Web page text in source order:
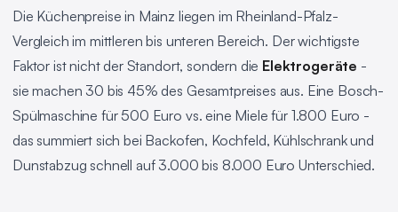
Die Küchenpreise in Mainz liegen im Rheinland-Pfalz-
Vergleich im mittleren bis unteren Bereich. Der wichtigste
Faktor ist nicht der Standort, sondern die Elektrogeräte -
sie machen 30 bis 45% des Gesamtpreises aus. Eine Bosch-
Spülmaschine für 500 Euro vs. eine Miele für 1.800 Euro -
das summiert sich bei Backofen, Kochfeld, Kühlschrank und
Dunstabzug schnell auf 3.000 bis 8.000 Euro Unterschied.